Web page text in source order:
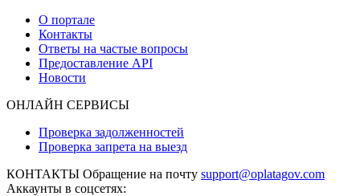
О портале
Контакты
Ответы на частые вопросы
Предоставление API
Новости
ОНЛАЙН СЕРВИСЫ
Проверка задолженностей
Проверка запрета на выезд
КОНТАКТЫ Обращение на почту support@oplatagov.com
Аккаунты в соцсетях: